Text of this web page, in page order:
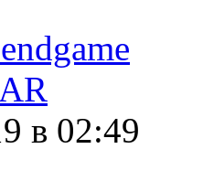
в 02:49